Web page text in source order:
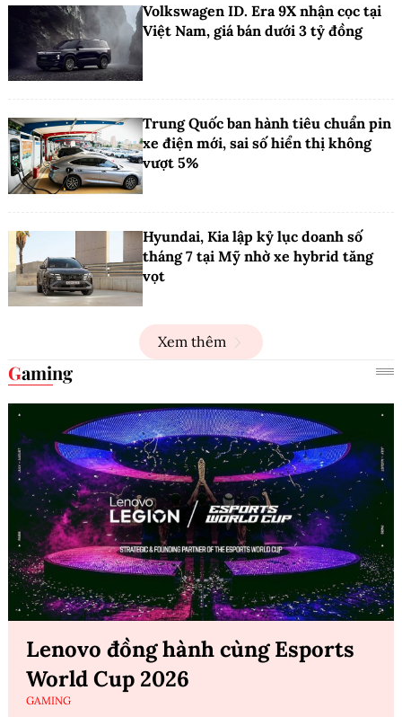
Volkswagen ID. Era 9X nhận cọc tại
Việt Nam, giá bán dưới 3 tỷ đồng
Trung Quốc ban hành tiêu chuẩn pin
xe điện mới, sai số hiển thị không
vượt 5%
Hyundai, Kia lập kỷ lục doanh số
tháng 7 tại Mỹ nhờ xe hybrid tăng
vọt
Xem thêm
Gaming
Lenovo đồng hành cùng Esports
World Cup 2026
GAMING